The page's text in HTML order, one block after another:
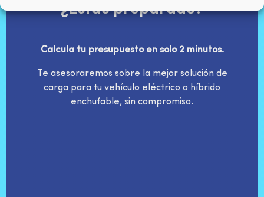
¿Estás preparado?
Calcula tu presupuesto en solo 2 minutos.
Te asesoraremos sobre la mejor solución de
carga para tu vehículo eléctrico o híbrido
enchufable, sin compromiso.